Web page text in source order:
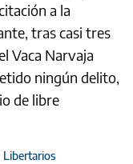
a la
tras casi tres
Vaca Narvaja
ningún delito,
de libre
Libertarios